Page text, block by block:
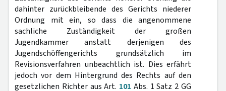
dahinter zurückbleibende des Gerichts niederer
Ordnung mit ein, so dass die angenommene
sachliche Zuständigkeit der großen
Jugendkammer anstatt derjenigen des
Jugendschöffengerichts grundsätzlich im
Revisionsverfahren unbeachtlich ist. Dies erfährt
jedoch vor dem Hintergrund des Rechts auf den
gesetzlichen Richter aus Art. 101 Abs. 1 Satz 2 GG